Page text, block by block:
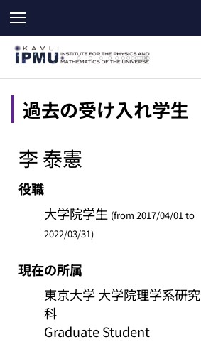
Skip
to
main
content
過去の受け入れ学生
李 泰憲
役職
大学院学生 (from 2017/04/01 to
2022/03/31)
現在の所属
東京大学 大学院理学系研究
科
Graduate Student